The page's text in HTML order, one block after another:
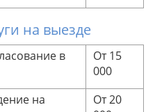
на выезде
в
От 15
000
на
От 20